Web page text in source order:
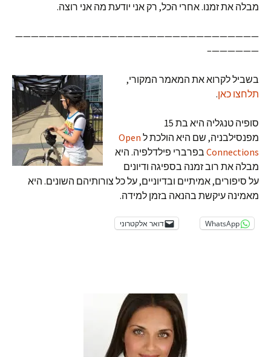
מבלה את זמנו. אחרי הכל, רק אני יודעת מה אני רוצה.
———————————————————————————————
——————–
בשביל לקרוא את המאמר המקורי,
תלחצו כאן.
סופיה טנגליה היא בת 15
מפנסילבניה, שם היא הולכת ל Open
Connections בפרברי פילדלפיה. היא
מבלה את רוב זמנה בספיגה ודיונים
על סיפורים, אמיתיים ובדיוניים, על כל צורותיהם השונים. היא
מאמינה עיקשת בהנאה בזמן למידה.
WhatsApp דואר אלקטרוני